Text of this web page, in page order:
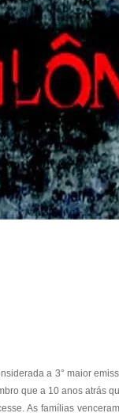
a 3° maior
que a 10 anos atrás
As famílias